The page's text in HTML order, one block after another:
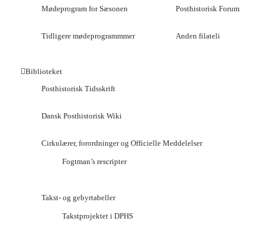
Mødeprogram for Sæsonen
Tidligere mødeprogrammmer
Posthistorisk Forum
Anden filateli
Biblioteket
Posthistorisk Tidsskrift
Dansk Posthistorisk Wiki
Cirkulærer, forordninger og Officielle Meddelelser
Fogtman’s rescripter
Takst- og gebyrtabeller
Takstprojektet i DPHS